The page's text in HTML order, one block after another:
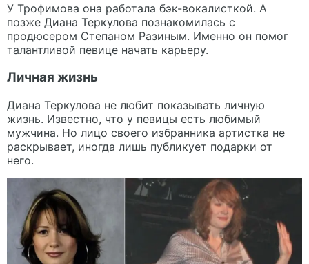
У Трофимова она работала бэк-вокалисткой. А
позже Диана Теркулова познакомилась с
продюсером Степаном Разиным. Именно он помог
талантливой певице начать карьеру.
Личная жизнь
Диана Теркулова не любит показывать личную
жизнь. Известно, что у певицы есть любимый
мужчина. Но лицо своего избранника артистка не
раскрывает, иногда лишь публикует подарки от
него.